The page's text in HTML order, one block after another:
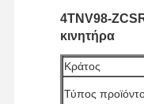
4TNV98-
κινητήρα
Κράτος
Τύπος